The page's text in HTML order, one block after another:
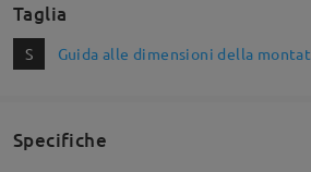
Taglia
S Guida alle dimensioni della
Specifiche